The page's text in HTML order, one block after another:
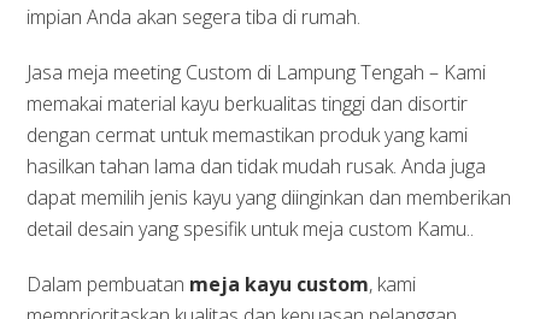
impian Anda akan segera tiba di rumah.
Jasa meja meeting Custom di Lampung Tengah – Kami
memakai material kayu berkualitas tinggi dan disortir
dengan cermat untuk memastikan produk yang kami
hasilkan tahan lama dan tidak mudah rusak. Anda juga
dapat memilih jenis kayu yang diinginkan dan memberikan
detail desain yang spesifik untuk meja custom Kamu..
Dalam pembuatan meja kayu custom, kami